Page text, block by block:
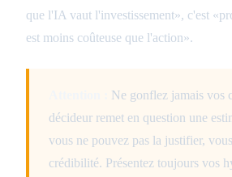
que l'IA vaut l'investissement», c'est
est moins coûteuse que l'action».
Ne gonflez jamais vos
décideur remet en question une
vous ne pouvez pas la justifier,
crédibilité. Présentez toujours vos